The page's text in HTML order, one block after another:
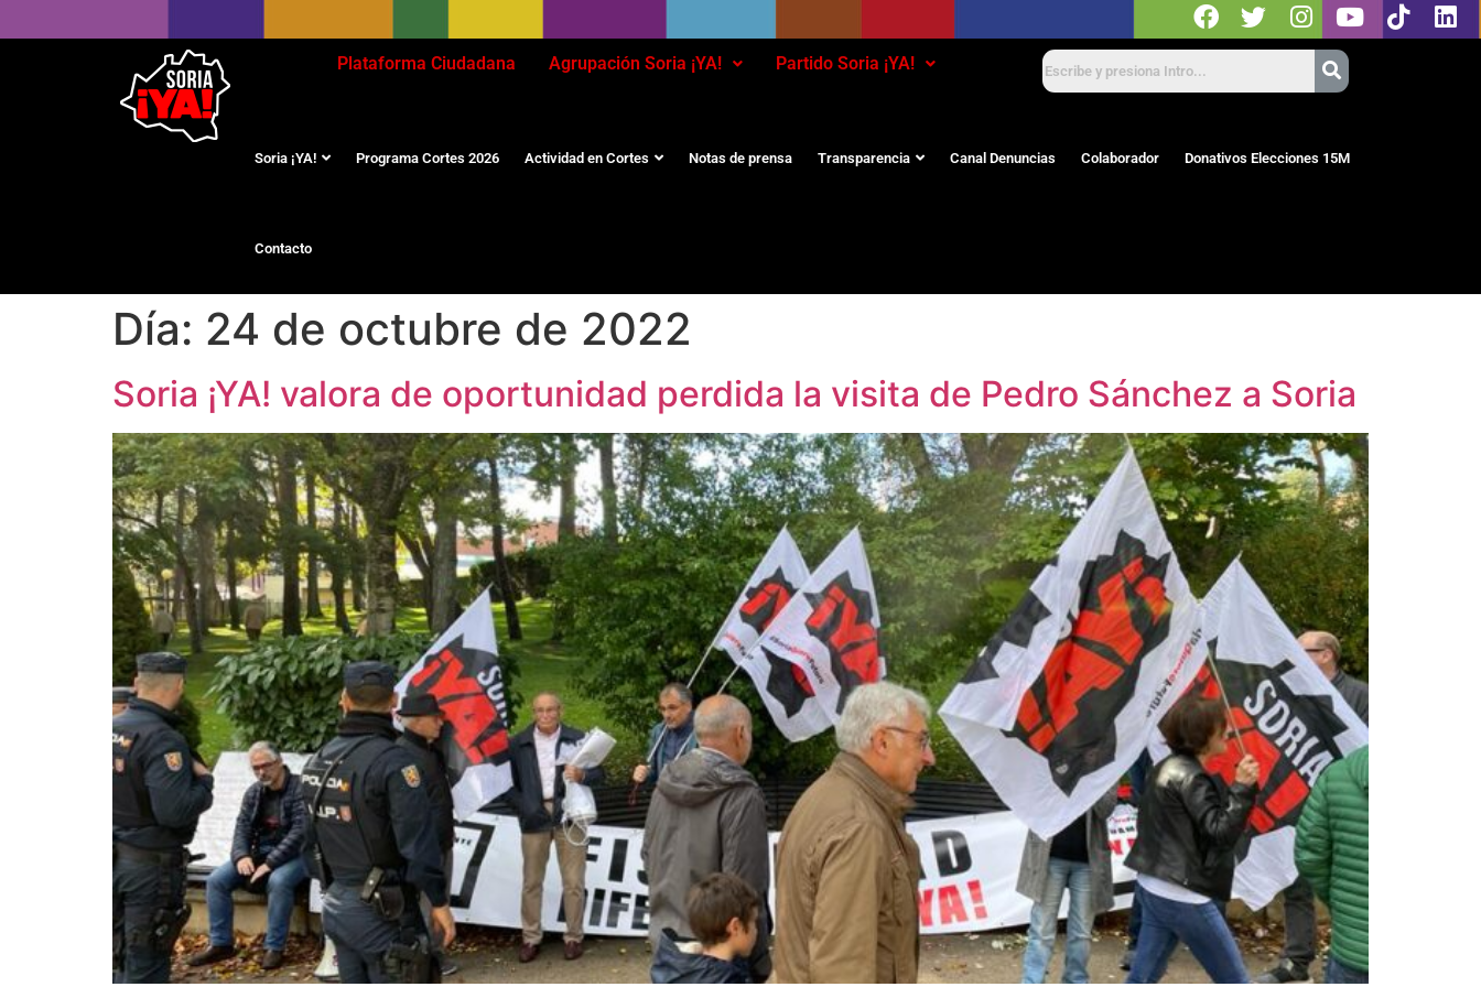
Plataforma Ciudadana Agrupación Soria ¡YA! Partido Soria ¡YA!
Soria ¡YA! Programa Cortes 2026 Actividad en Cortes Notas de prensa Transparencia Canal Denuncias Colaborador Donativos Elecciones 15M
Contacto
Día: 24 de octubre de 2022
Soria ¡YA! valora de oportunidad perdida la visita de Pedro Sánchez a Soria